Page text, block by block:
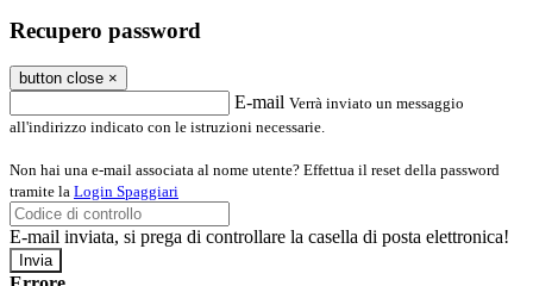
Recupero password
button close ×
E-mail Verrà inviato un messaggio
all'indirizzo indicato con le istruzioni necessarie.
Non hai una e-mail associata al nome utente? Effettua il reset della password
tramite la Login Spaggiari
E-mail inviata, si prega di controllare la casella di posta elettronica!